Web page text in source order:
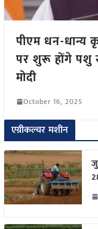
पीएम धन-धान्य
पर शुरू होंगे पशु
मोदी
October 16, 2025
एग्रीकल्चर मशीन